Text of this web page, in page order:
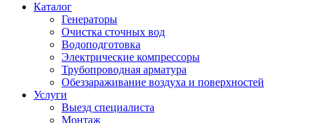
Каталог
Генераторы
Очистка сточных вод
Водоподготовка
Электрические компрессоры
Трубопроводная арматура
Обеззараживание воздуха и поверхностей
Услуги
Выезд специалиста
Монтаж